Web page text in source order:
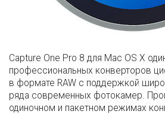
Capture One Pro 8 для Mac OS X
профессиональных конверторов
в формате RAW с поддержкой
ряда современных фотокамер.
одиночном и пакетном режимах